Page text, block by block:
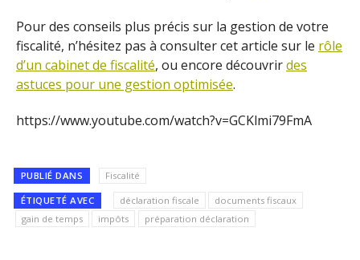
Pour des conseils plus précis sur la gestion de votre
fiscalité, n’hésitez pas à consulter cet article sur le rôle
d’un cabinet de fiscalité, ou encore découvrirdes
astuces pour une gestion optimisée.
https://www.youtube.com/watch?v=GCKlmi79FmA
PUBLIÉ DANS Fiscalité
ÉTIQUETÉ AVEC déclaration fiscale
documents fiscaux
gain de temps
impôts préparation déclaration